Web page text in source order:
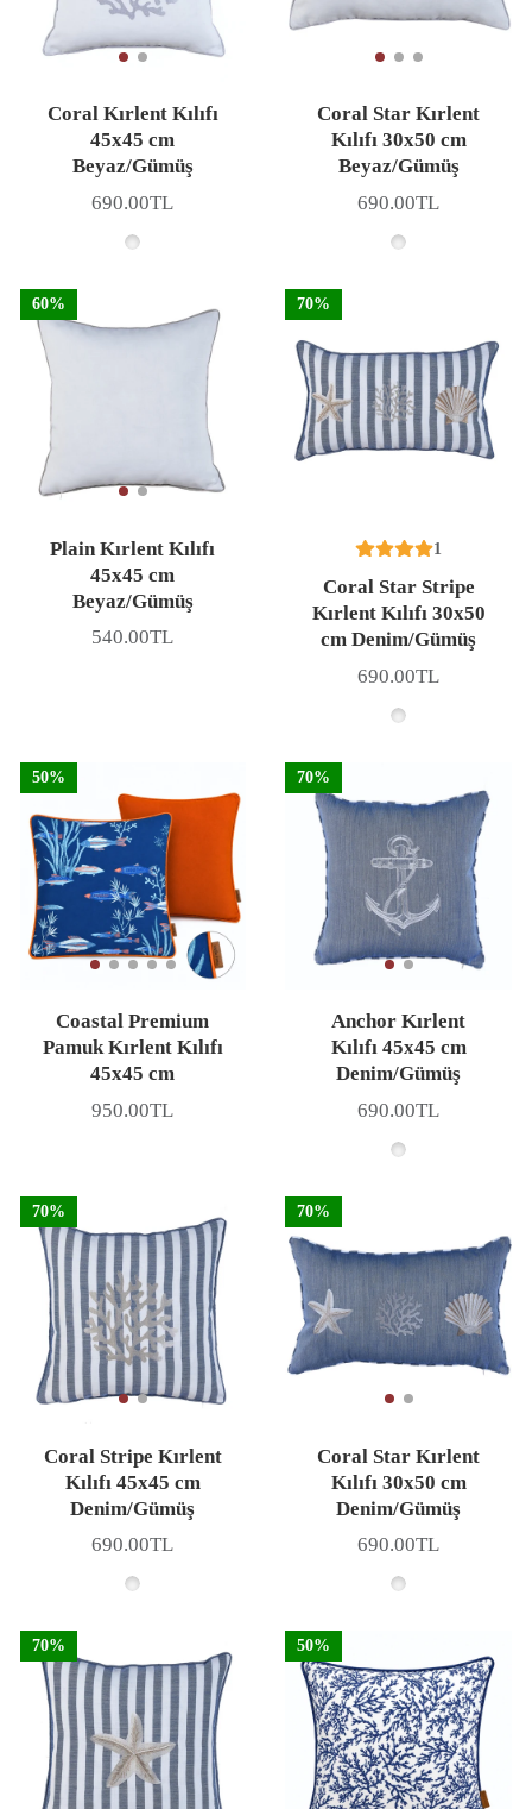
Coral Kırlent Kılıfı
45x45 cm
Beyaz/Gümüş
Fiyat
690.00TL
Coral Star Kırlent
Kılıfı 30x50 cm
Beyaz/Gümüş
Fiyat
690.00TL
60%
Plain Kırlent Kılıfı
45x45 cm
Beyaz/Gümüş
Fiyat
540.00TL
70%
1
Coral Star Stripe
Kırlent Kılıfı 30x50
cm Denim/Gümüş
Fiyat
690.00TL
50%
Coastal Premium
Pamuk Kırlent Kılıfı
45x45 cm
Fiyat
950.00TL
70%
Anchor Kırlent
Kılıfı 45x45 cm
Denim/Gümüş
Fiyat
690.00TL
70%
Coral Stripe Kırlent
Kılıfı 45x45 cm
Denim/Gümüş
Fiyat
690.00TL
70%
Coral Star Kırlent
Kılıfı 30x50 cm
Denim/Gümüş
Fiyat
690.00TL
70% 50%